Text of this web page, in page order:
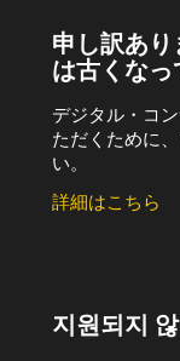
申し訳あ
は古くな
デジタル・コ
ただくために
い。
詳細はこちら
지원되지